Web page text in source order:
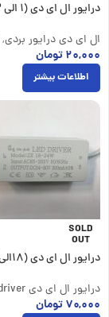
درایور ال ای دی (۱ الی ۳ وات)
ال ای دی درایور بردی,
۲۰,۰۰۰تومان
اطلاعات بیشتر
SOLD
OUT
درایور ال ای دی (18الی 24وات)
درایور ال ای دی led driver
۷۰,۰۰۰تومان